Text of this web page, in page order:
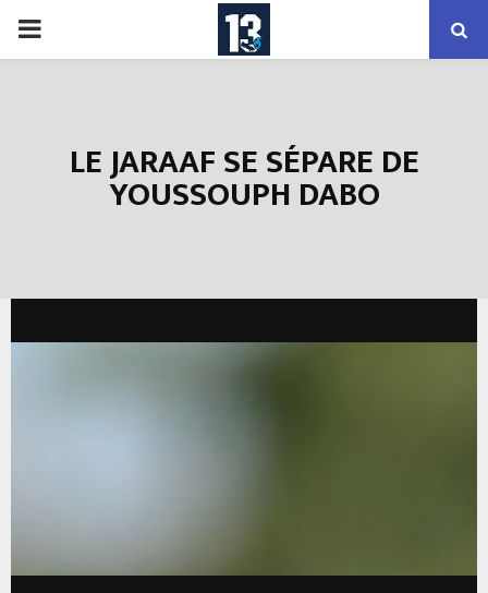
PRIMARY
LE JARAAF SE SÉPARE DE
YOUSSOUPH DABO